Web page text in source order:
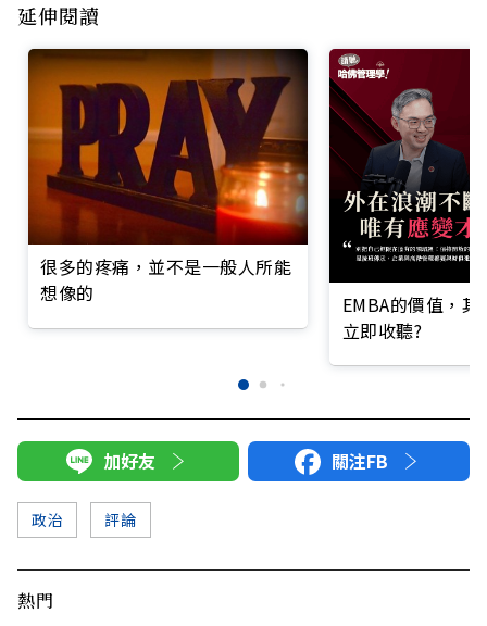
延伸閱讀
很多的疼痛，並不是一般人所能
想像的
EMBA的價值，
立即收聽?
加好友 關注FB
政治 評論
熱門